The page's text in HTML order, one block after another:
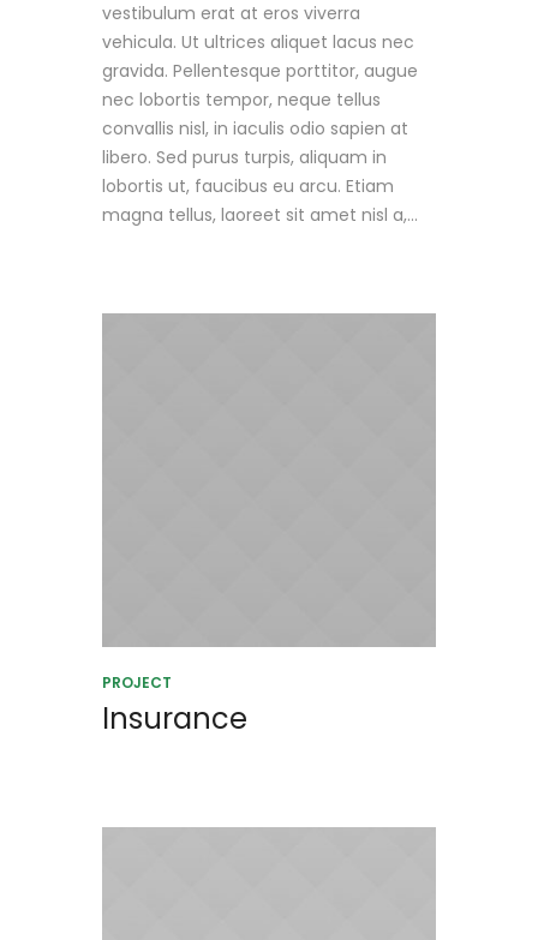
vestibulum erat at eros viverra
vehicula. Ut ultrices aliquet lacus nec
gravida. Pellentesque porttitor, augue
nec lobortis tempor, neque tellus
convallis nisl, in iaculis odio sapien at
libero. Sed purus turpis, aliquam in
lobortis ut, faucibus eu arcu. Etiam
magna tellus, laoreet sit amet nisl a,...
PROJECT
Insurance